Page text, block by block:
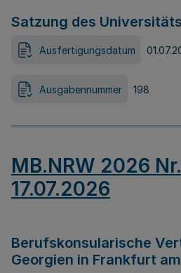
Satzung des
Ausfertigungsdatum
Ausgabennummer 198
MB.NRW 2026
17.07.2026
Berufskonsularische
Georgien in Frankfurt